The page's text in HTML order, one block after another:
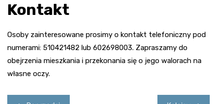
Kontakt
Osoby zainteresowane prosimy o kontakt telefoniczny pod
numerami: 510421482 lub 602698003. Zapraszamy do
obejrzenia mieszkania i przekonania się o jego walorach na
własne oczy.